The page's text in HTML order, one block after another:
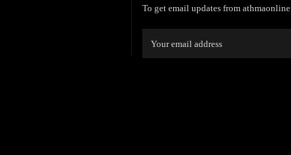
To get email updates from athmaonline